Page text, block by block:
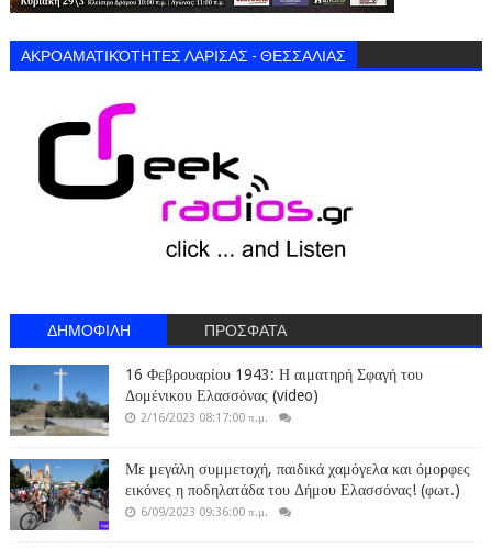
ΑΚΡΟΑΜΑΤΙΚΌΤΗΤΕΣ ΛΑΡΙΣΑΣ - ΘΕΣΣΑΛΙΑΣ
ΔΗΜΟΦΙΛΗ ΠΡΟΣΦΑΤΑ
16 Φεβρουαρίου 1943: Η αιματηρή Σφαγή του
Δομένικου Ελασσόνας (video)
2/16/2023 08:17:00 π.μ.
Με μεγάλη συμμετοχή, παιδικά χαμόγελα και όμορφες
εικόνες η ποδηλατάδα του Δήμου Ελασσόνας! (φωτ.)
6/09/2023 09:36:00 π.μ.